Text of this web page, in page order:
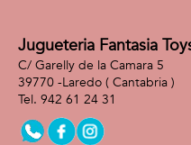
Jugueteria Fantasia
C/ Garelly de la Camara 5
39770 -Laredo ( Cantabria )
942 61 24 31